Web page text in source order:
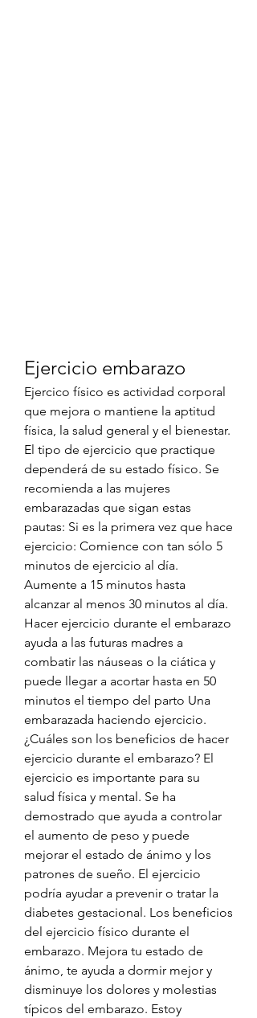
Ejercicio embarazo
Ejercico físico es actividad corporal
que mejora o mantiene la aptitud
física, la salud general y el bienestar.
El tipo de ejercicio que practique
dependerá de su estado físico. Se
recomienda a las mujeres
embarazadas que sigan estas
pautas: Si es la primera vez que hace
ejercicio: Comience con tan sólo 5
minutos de ejercicio al día.
Aumente a 15 minutos hasta
alcanzar al menos 30 minutos al día.
Hacer ejercicio durante el embarazo
ayuda a las futuras madres a
combatir las náuseas o la ciática y
puede llegar a acortar hasta en 50
minutos el tiempo del parto Una
embarazada haciendo ejercicio.
¿Cuáles son los beneficios de hacer
ejercicio durante el embarazo? El
ejercicio es importante para su
salud física y mental. Se ha
demostrado que ayuda a controlar
el aumento de peso y puede
mejorar el estado de ánimo y los
patrones de sueño. El ejercicio
podría ayudar a prevenir o tratar la
diabetes gestacional. Los beneficios
del ejercicio físico durante el
embarazo. Mejora tu estado de
ánimo, te ayuda a dormir mejor y
disminuye los dolores y molestias
típicos del embarazo. Estoy